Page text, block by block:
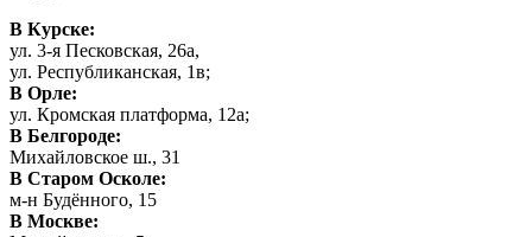
В Курске:
ул. 3-я Песковская, 26а,
ул. Республиканская, 1в;
В Орле:
ул. Кромская платформа, 12а;
В Белгороде:
Михайловское ш., 31
В Старом Осколе:
м-н Будённого, 15
В Москве: